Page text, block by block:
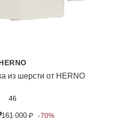
из шерсти от HERNO
46
161 000₽ -70%